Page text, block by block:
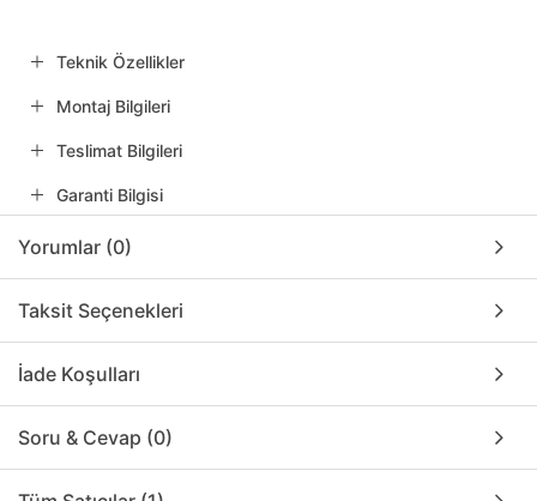
Teknik Özellikler
Montaj Bilgileri
Teslimat Bilgileri
Garanti Bilgisi
Yorumlar (0)
Taksit Seçenekleri
İade Koşulları
Soru & Cevap (0)